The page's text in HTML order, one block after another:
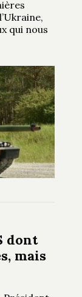
qui nous
dont
mais